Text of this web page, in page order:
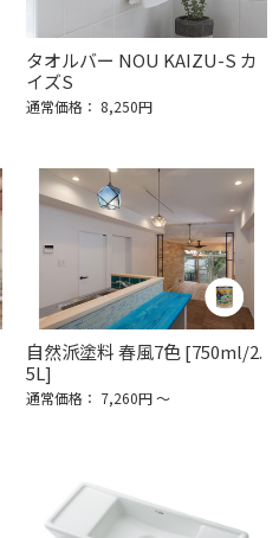
タオルバー NOU KAIZU-S カ
イズS
通常価格： 8,250円
自然派塗料 春風7色 [750ml/2.
5L]
通常価格： 7,260円 ～